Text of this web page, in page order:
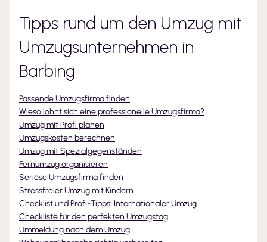
Tipps rund um den Umzug mit
Umzugsunternehmen in
Barbing
Passende Umzugsfirma finden
Wieso lohnt sich eine professionelle Umzugsfirma?
Umzug mit Profi planen
Umzugskosten berechnen
Umzug mit Spezialgegenständen
Fernumzug organisieren
Seriöse Umzugsfirma finden
Stressfreier Umzug mit Kindern
Checklist und Profi-Tipps: Internationaler Umzug
Checkliste für den perfekten Umzugstag
Ummeldung nach dem Umzug